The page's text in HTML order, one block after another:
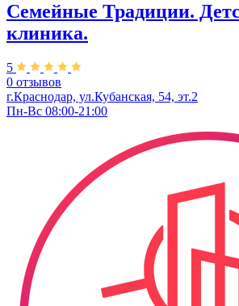
Семейные Традиции.
клиника.
5
0 отзывов
г.Краснодар, ул.Кубанская, 54, эт.2
Пн-Вс 08:00-21:00